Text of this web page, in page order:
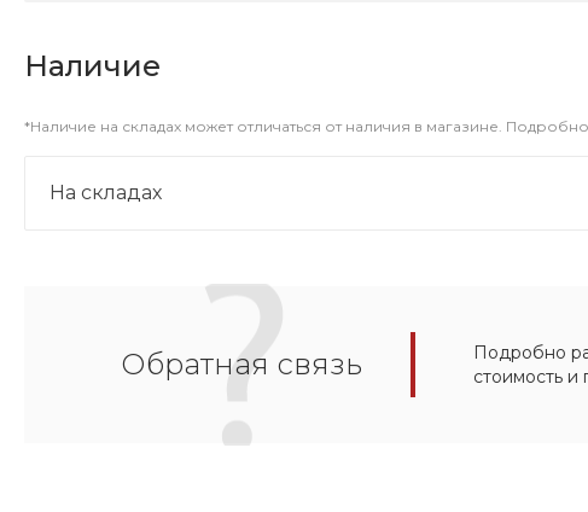
Наличие
*Наличие на складах может отличаться от наличия в магазине.
На складах
Обратная связь
Подробно
стоимость